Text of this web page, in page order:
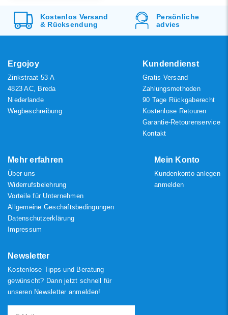
angesehen
Neueste Produkte
Höchster Preis
Kostenlos Versand
& Rücksendung
Persönliche
advies
Ergojoy
Zinkstraat 53 A
4823 AC, Breda
Niederlande
Wegbeschreibung
Kundendienst
Gratis Versand
Zahlungsmethoden
90 Tage Rückgaberecht
Kostenlose Retouren
Garantie-Retourenservice
Kontakt
Mehr erfahren
Über uns
Widerrufsbelehrung
Vorteile für Unternehmen
Allgemeine Geschäftsbedingungen
Datenschutzerklärung
Impressum
Mein Konto
Kundenkonto anlegen
anmelden
Newsletter
Kostenlose Tipps und Beratung
gewünscht? Dann jetzt schnell für
unseren Newsletter anmelden!